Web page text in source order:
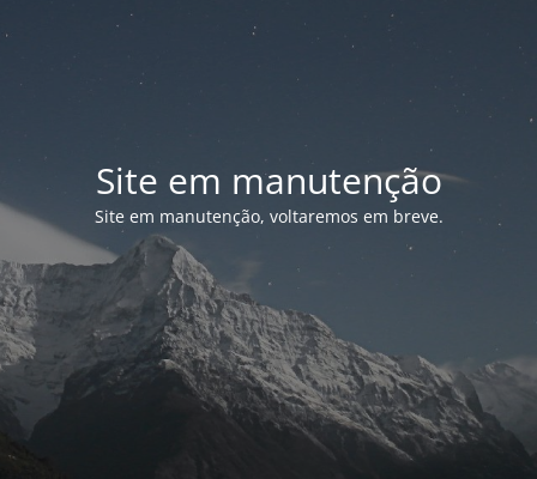
Site em manutenção
Site em manutenção, voltaremos em breve.